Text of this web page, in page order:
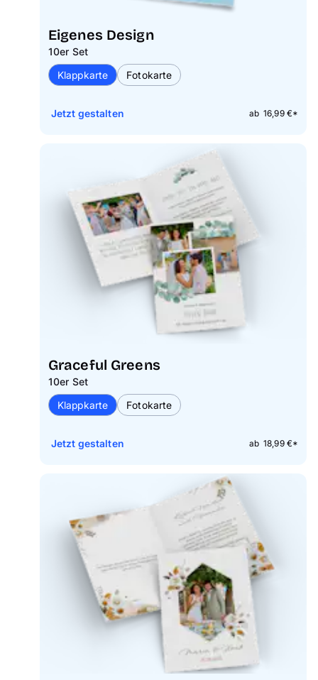
Eigenes Design
10er Set
Klappkarte
Fotokarte
ab 16,99 €*
Jetzt gestalten
Graceful Greens
10er Set
Klappkarte
Fotokarte
ab 18,99 €*
Jetzt gestalten